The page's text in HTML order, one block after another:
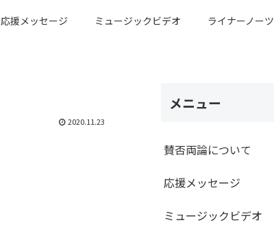
応援メッセージ ミュージックビデオ ライナーノーツ
2020.11.23
メニュー
賛否両論について
応援メッセージ
ミュージックビデオ